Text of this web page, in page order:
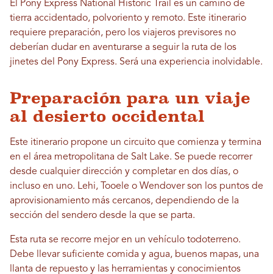
El Pony Express National Historic Trail es un camino de
tierra accidentado, polvoriento y remoto. Este itinerario
requiere preparación, pero los viajeros previsores no
deberían dudar en aventurarse a seguir la ruta de los
jinetes del Pony Express. Será una experiencia inolvidable.
Preparación para un viaje
al desierto occidental
Este itinerario propone un circuito que comienza y termina
en el área metropolitana de Salt Lake. Se puede recorrer
desde cualquier dirección y completar en dos días, o
incluso en uno. Lehi, Tooele o Wendover son los puntos de
aprovisionamiento más cercanos, dependiendo de la
sección del sendero desde la que se parta.
Esta ruta se recorre mejor en un vehículo todoterreno.
Debe llevar suficiente comida y agua, buenos mapas, una
llanta de repuesto y las herramientas y conocimientos